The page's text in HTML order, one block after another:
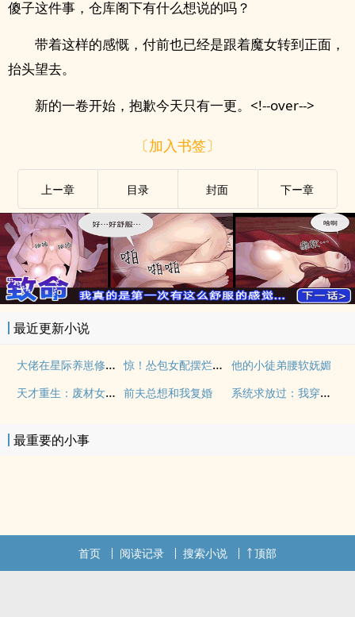
傻子这件事，仓库阁下有什么想说的吗？
带着这样的感慨，付前也已经是跟着魔女转到正面，
抬头望去。
新的一卷开始，抱歉今天只有一更。<!--over-->
〔加入书签〕
上ー章 目录 封面 下ー章
.
最近更新小说
大佬在星际养崽修荒星赚钱钱 惊！怂包女配摆烂太狠被王爷宠哭 他的小徒弟腰软妩媚
天才重生：废材女中学生 前夫总想和我复婚 系统求放过：我穿还不行
最重要的小事
首页 阅读记录 搜索小说 顶部